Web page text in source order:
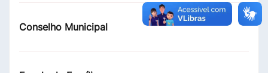
Conselho Municipal